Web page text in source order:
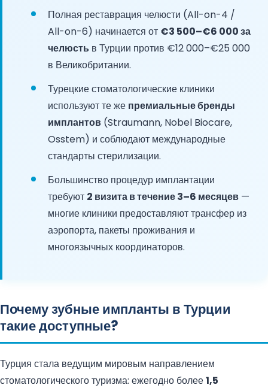
Полная реставрация челюсти (All-on-4 /
All-on-6) начинается от €3 500–€6 000 за
челюсть в Турции против €12 000–€25 000
в Великобритании.
Турецкие стоматологические клиники
используют те же премиальные бренды
имплантов (Straumann, Nobel Biocare,
Osstem) и соблюдают международные
стандарты стерилизации.
Большинство процедур имплантации
требуют 2 визита в течение 3–6 месяцев —
многие клиники предоставляют трансфер из
аэропорта, пакеты проживания и
многоязычных координаторов.
Почему зубные импланты в Турции
такие доступные?
Турция стала ведущим мировым направлением
стоматологического туризма: ежегодно более1,5